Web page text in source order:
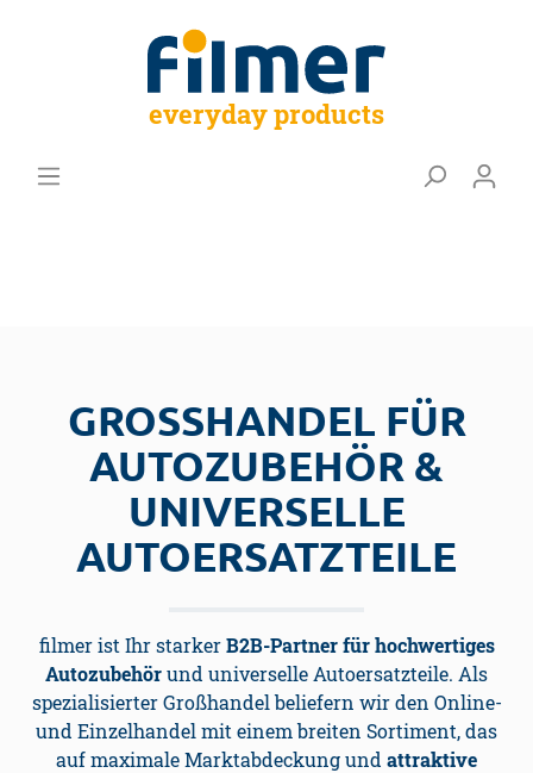
everyday products
GROSSHANDEL FÜR A
UTOZUBEHÖR & U
NIVERSELLE A
UTOERSATZTEILE
filmer ist Ihr starkerB2B-Partner für hochwertiges
Autozubehörund universelle Autoersatzteile. Als
spezialisierter Großhandel beliefern wir den Online-
und Einzelhandel mit einem breiten Sortiment, das
auf maximale Marktabdeckung und attraktive